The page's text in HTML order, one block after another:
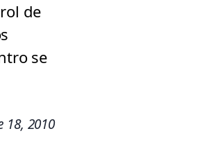
de
se
18, 2010